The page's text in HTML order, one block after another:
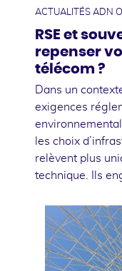
ACTUALITÉS ADN
RSE et
repenser
télécom ?
Dans un
exigences
les choix
relèvent plus
technique. Ils